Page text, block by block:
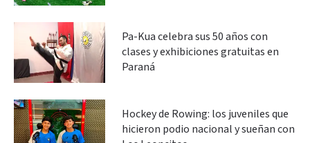
Pa-Kua celebra sus 50 años con
clases y exhibiciones gratuitas en
Paraná
Hockey de Rowing: los juveniles que
hicieron podio nacional y sueñan con